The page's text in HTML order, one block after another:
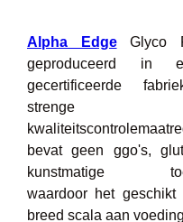
Alpha Edge Glyco
geproduceerd in
gecertificeerde
strenge
bevat geen ggo's,
kunstmatige
waardoor het
breed scala aan